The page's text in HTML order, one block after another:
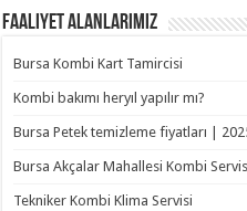
Faaliyet Alanlarımız
Bursa Kombi Kart Tamircisi
Kombi bakımı heryıl yapılır mı?
Bursa Petek temizleme fiyatları |
Bursa Akçalar Mahallesi Kombi
Tekniker Kombi Klima Servisi